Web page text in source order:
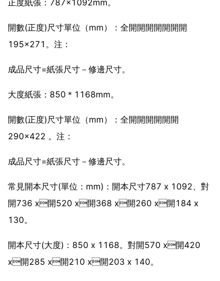
正度紙張：787×1092mm。
開數(正度)尺寸單位（mm）：全開開開開開開開
195×271。注：
成品尺寸=紙張尺寸－修邊尺寸。
大度紙張：850＊1168mm。
開數(正度)尺寸單位（mm）：全開開開開開開
290×422 。注：
成品尺寸=紙張尺寸－修邊尺寸。
常見開本尺寸(單位：mm)：開本尺寸787 x 1092、對
開736 x開520 x開368 x開260 x開184 x
130。
開本尺寸(大度)：850 x 1168。對開570 x開420
x開285 x開210 x開203 x 140。